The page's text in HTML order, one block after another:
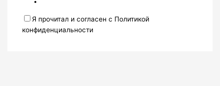
Я прочитал и согласен с Политикой
конфиденциальности